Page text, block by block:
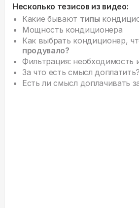
Несколько тезисов из видео:
Какие бывают типы
Мощность кондиционера
Как выбрать кондиционер,
продувало?
Фильтрация: необходимость
За что есть смысл доплатить?
Есть ли смысл доплачивать